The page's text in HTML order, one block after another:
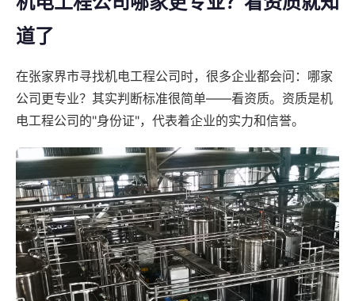
道了
在张家界市寻找机电工程公司时，很多企业都会问：哪家
公司更专业？其实判断标准很简单——看资质。资质是机
电工程公司的"身份证"，代表着企业的实力和信誉。